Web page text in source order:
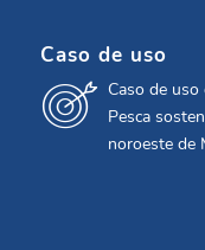
Caso de uso
Caso de
Pesca
noroeste de